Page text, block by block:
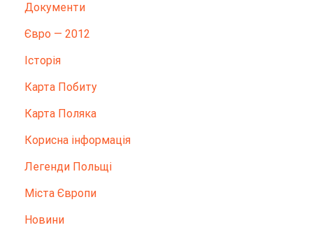
Документи
Євро — 2012
Історія
Карта Побиту
Карта Поляка
Корисна інформація
Легенди Польщі
Міста Європи
Новини